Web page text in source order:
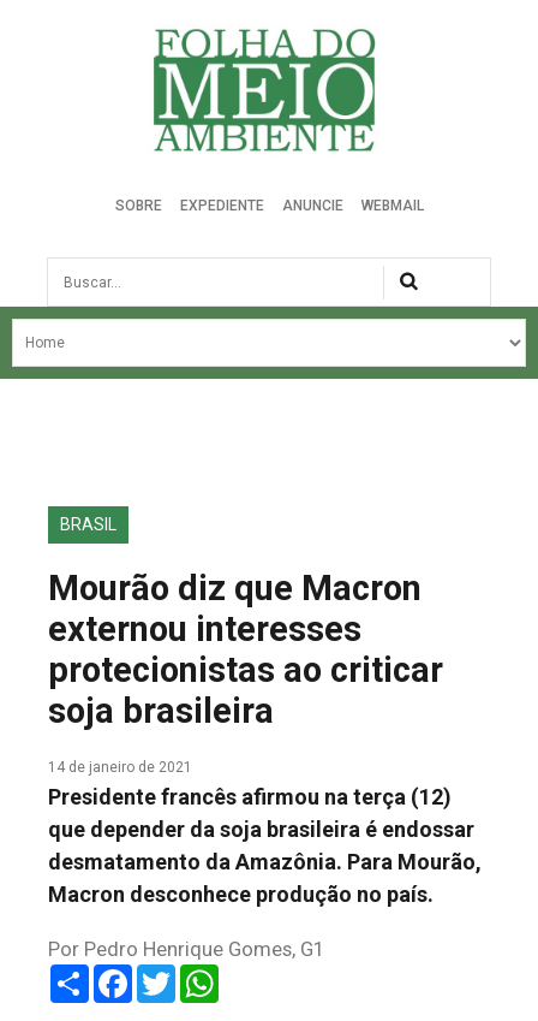
Folha do Meio Ambiente
SOBRE EXPEDIENTE ANUNCIE WEBMAIL
Busca
NOSSA HISTÓRIA
EDIÇÕES ANTERIORES
FALE CONOSCO
BRASIL
Mourão diz que Macron
externou interesses
protecionistas ao criticar
soja brasileira
14 de janeiro de 2021
Presidente francês afirmou na terça (12)
que depender da soja brasileira é endossar
desmatamento da Amazônia. Para Mourão,
Macron desconhece produção no país.
Por Pedro Henrique Gomes, G1
ShareFacebook
Twitter